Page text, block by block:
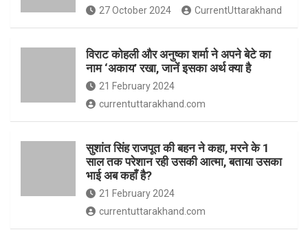
27 October 2024 CurrentUttarakhand
विराट कोहली और अनुष्का शर्मा ने अपने बेटे का
नाम ‘अकाय’ रखा, जानें इसका अर्थ क्‍या है
21 February 2024
currentuttarakhand.com
सुशांत सिंह राजपूत की बहन ने कहा, मरने के 1
साल तक परेशान रही उसकी आत्मा, बताया उसका
भाई अब कहाँ है?
21 February 2024
currentuttarakhand.com